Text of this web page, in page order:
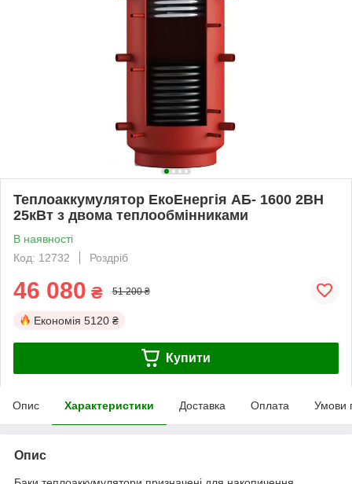
Теплоаккумулятор ЕкоЕнергія АБ- 1600 2ВН
25кВт з двома теплообмінниками
В наявності
Код: 12732
Роздріб
46 080 ₴ 51 200 ₴
Економія 5120 ₴
Купити
Опис Характеристики Доставка Оплата Умови
Опис